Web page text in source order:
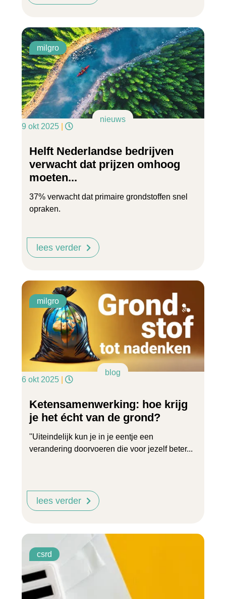
milgro
nieuws
9 okt 2025
Helft Nederlandse bedrijven
verwacht dat prijzen omhoog
moeten...
37% verwacht dat primaire grondstoffen snel
opraken.
lees verder
milgro
blog
6 okt 2025
Ketensamenwerking: hoe krijg
je het écht van de grond?
''Uiteindelijk kun je in je eentje een
verandering doorvoeren die voor jezelf beter...
lees verder
csrd